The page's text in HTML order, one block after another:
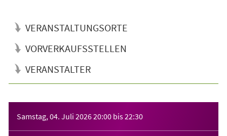
VERANSTALTUNGSORTE
VORVERKAUFSSTELLEN
VERANSTALTER
Samstag, 04. Juli 202620:00 bis22:30